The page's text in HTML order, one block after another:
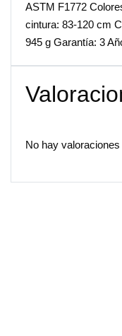
ASTM F1772
cintura: 83-120 cm
945 g Garantía: 3
No hay valoraciones